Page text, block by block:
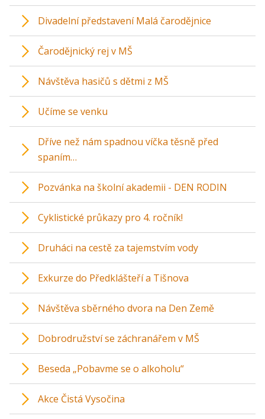
Divadelní představení Malá čarodějnice
Čarodějnický rej v MŠ
Návštěva hasičů s dětmi z MŠ
Učíme se venku
Dříve než nám spadnou víčka těsně před
spaním…
Pozvánka na školní akademii - DEN RODIN
Cyklistické průkazy pro 4. ročník!
Druháci na cestě za tajemstvím vody
Exkurze do Předklášteří a Tišnova
Návštěva sběrného dvora na Den Země
Dobrodružství se záchranářem v MŠ
Beseda „Pobavme se o alkoholu“
Akce Čistá Vysočina